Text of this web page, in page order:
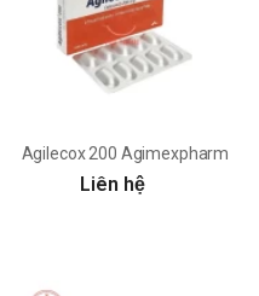
Agilecox 200 Agimexpharm
Liên hệ